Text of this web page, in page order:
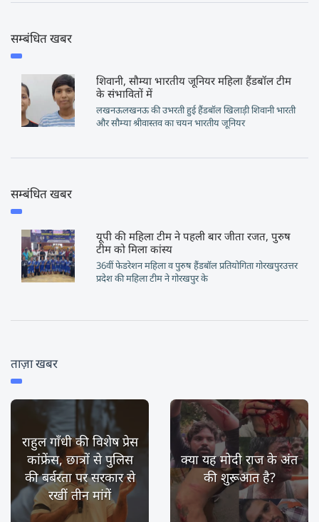
सम्बंधित खबर
शिवानी, सौम्या भारतीय जूनियर महिला हैंडबॉल टीम
के संभावितों में
लखनऊलखनऊ की उभरती हुई हैंडबॉल खिलाड़ी शिवानी भारती
और सौम्या श्रीवास्तव का चयन भारतीय जूनियर
सम्बंधित खबर
यूपी की महिला टीम ने पहली बार जीता रजत, पुरुष
टीम को मिला कांस्य
36वीं फेडरेशन महिला व पुरुष हैंडबॉल प्रतियोगिता गोरखपुरउत्तर
प्रदेश की महिला टीम ने गोरखपुर के
ताज़ा खबर
राहुल गाँधी की विशेष प्रेस
कांफ्रेंस, छात्रों से पुलिस
की बर्बरता पर सरकार से
रखीं तीन मांगें
क्या यह मोदी राज के अंत
की शुरूआत है?